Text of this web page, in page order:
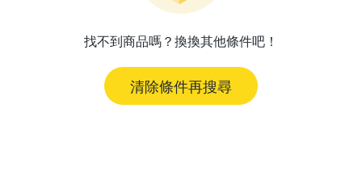
找不到商品嗎？換換其他條件吧！
清除條件再搜尋